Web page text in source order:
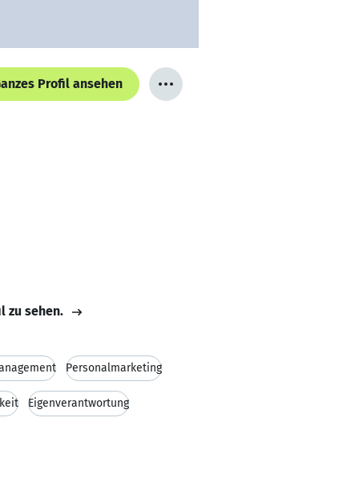
Profil ansehen
zu sehen.
Personalmarketing
Eigenverantwortung